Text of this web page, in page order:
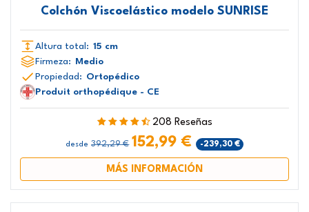
Colchón Viscoelástico modelo SUNRISE
Altura total: 15 cm
Firmeza:
Medio
Propiedad: Ortopédico
Produit orthopédique - CE
208 Reseñas
desde 392,29 € 152,99 € -239,30 €
MÁS INFORMACIÓN